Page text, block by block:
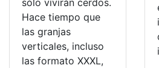
sólo vivirán cerdos.
Hace tiempo que
las granjas
verticales, incluso
las formato XXXL,